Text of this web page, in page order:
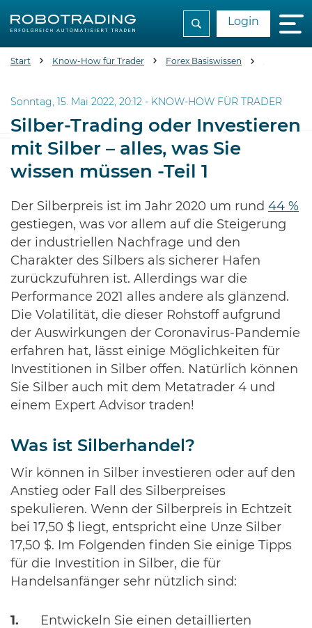
Login
Start Know-How für Trader Forex Basiswissen
Sonntag, 15. Mai 2022, 20:12 - KNOW-HOW FÜR TRADER
Silber-Trading oder Investieren
mit Silber – alles, was Sie
wissen müssen -Teil 1
Der Silberpreis ist im Jahr 2020 um rund 44 %
gestiegen, was vor allem auf die Steigerung
der industriellen Nachfrage und den
Charakter des Silbers als sicherer Hafen
zurückzuführen ist. Allerdings war die
Performance 2021 alles andere als glänzend.
Die Volatilität, die dieser Rohstoff aufgrund
der Auswirkungen der Coronavirus-Pandemie
erfahren hat, lässt einige Möglichkeiten für
Investitionen in Silber offen. Natürlich können
Sie Silber auch mit dem Metatrader 4 und
einem Expert Advisor traden!
Was ist Silberhandel?
Wir können in Silber investieren oder auf den
Anstieg oder Fall des Silberpreises
spekulieren. Wenn der Silberpreis in Echtzeit
bei 17,50 $ liegt, entspricht eine Unze Silber
17,50 $. Im Folgenden finden Sie einige Tipps
für die Investition in Silber, die für
Handelsanfänger sehr nützlich sind:
Entwickeln Sie einen detaillierten